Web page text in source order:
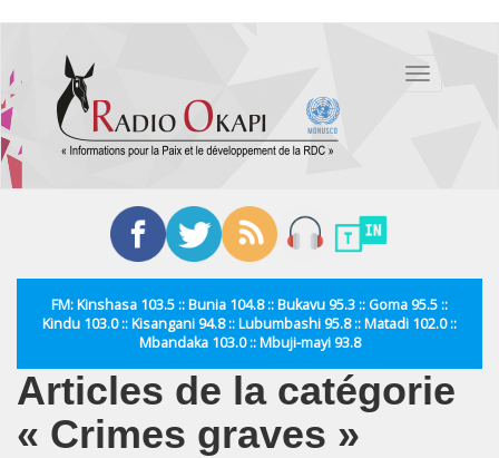
contenu
principal
Toggle
FM: Kinshasa 103.5 :: Bunia 104.8 :: Bukavu 95.3 :: Goma 95.5 ::
Kindu 103.0 :: Kisangani 94.8 :: Lubumbashi 95.8 :: Matadi 102.0 ::
Mbandaka 103.0 :: Mbuji-mayi 93.8
Articles de la catégorie
« Crimes graves »